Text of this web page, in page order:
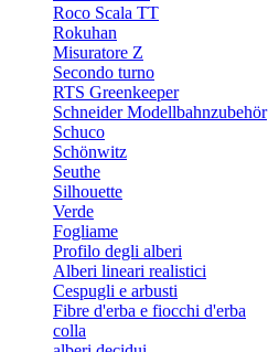
Roco Scala TT
Rokuhan
Misuratore Z
Secondo turno
RTS Greenkeeper
Schneider Modellbahnzubehör
Schuco
Schönwitz
Seuthe
Silhouette
Verde
Fogliame
Profilo degli alberi
Alberi lineari realistici
Cespugli e arbusti
Fibre d'erba e fiocchi d'erba
colla